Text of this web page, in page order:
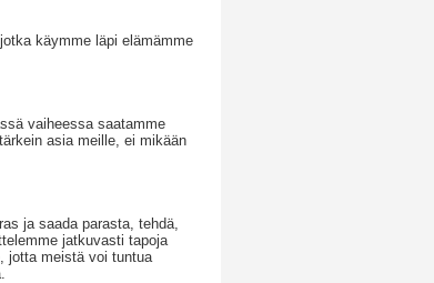
käymme läpi elämämme
vaiheessa saatamme
asia meille, ei mikään
ja saada parasta, tehdä,
jatkuvasti tapoja
jotta meistä voi tuntua